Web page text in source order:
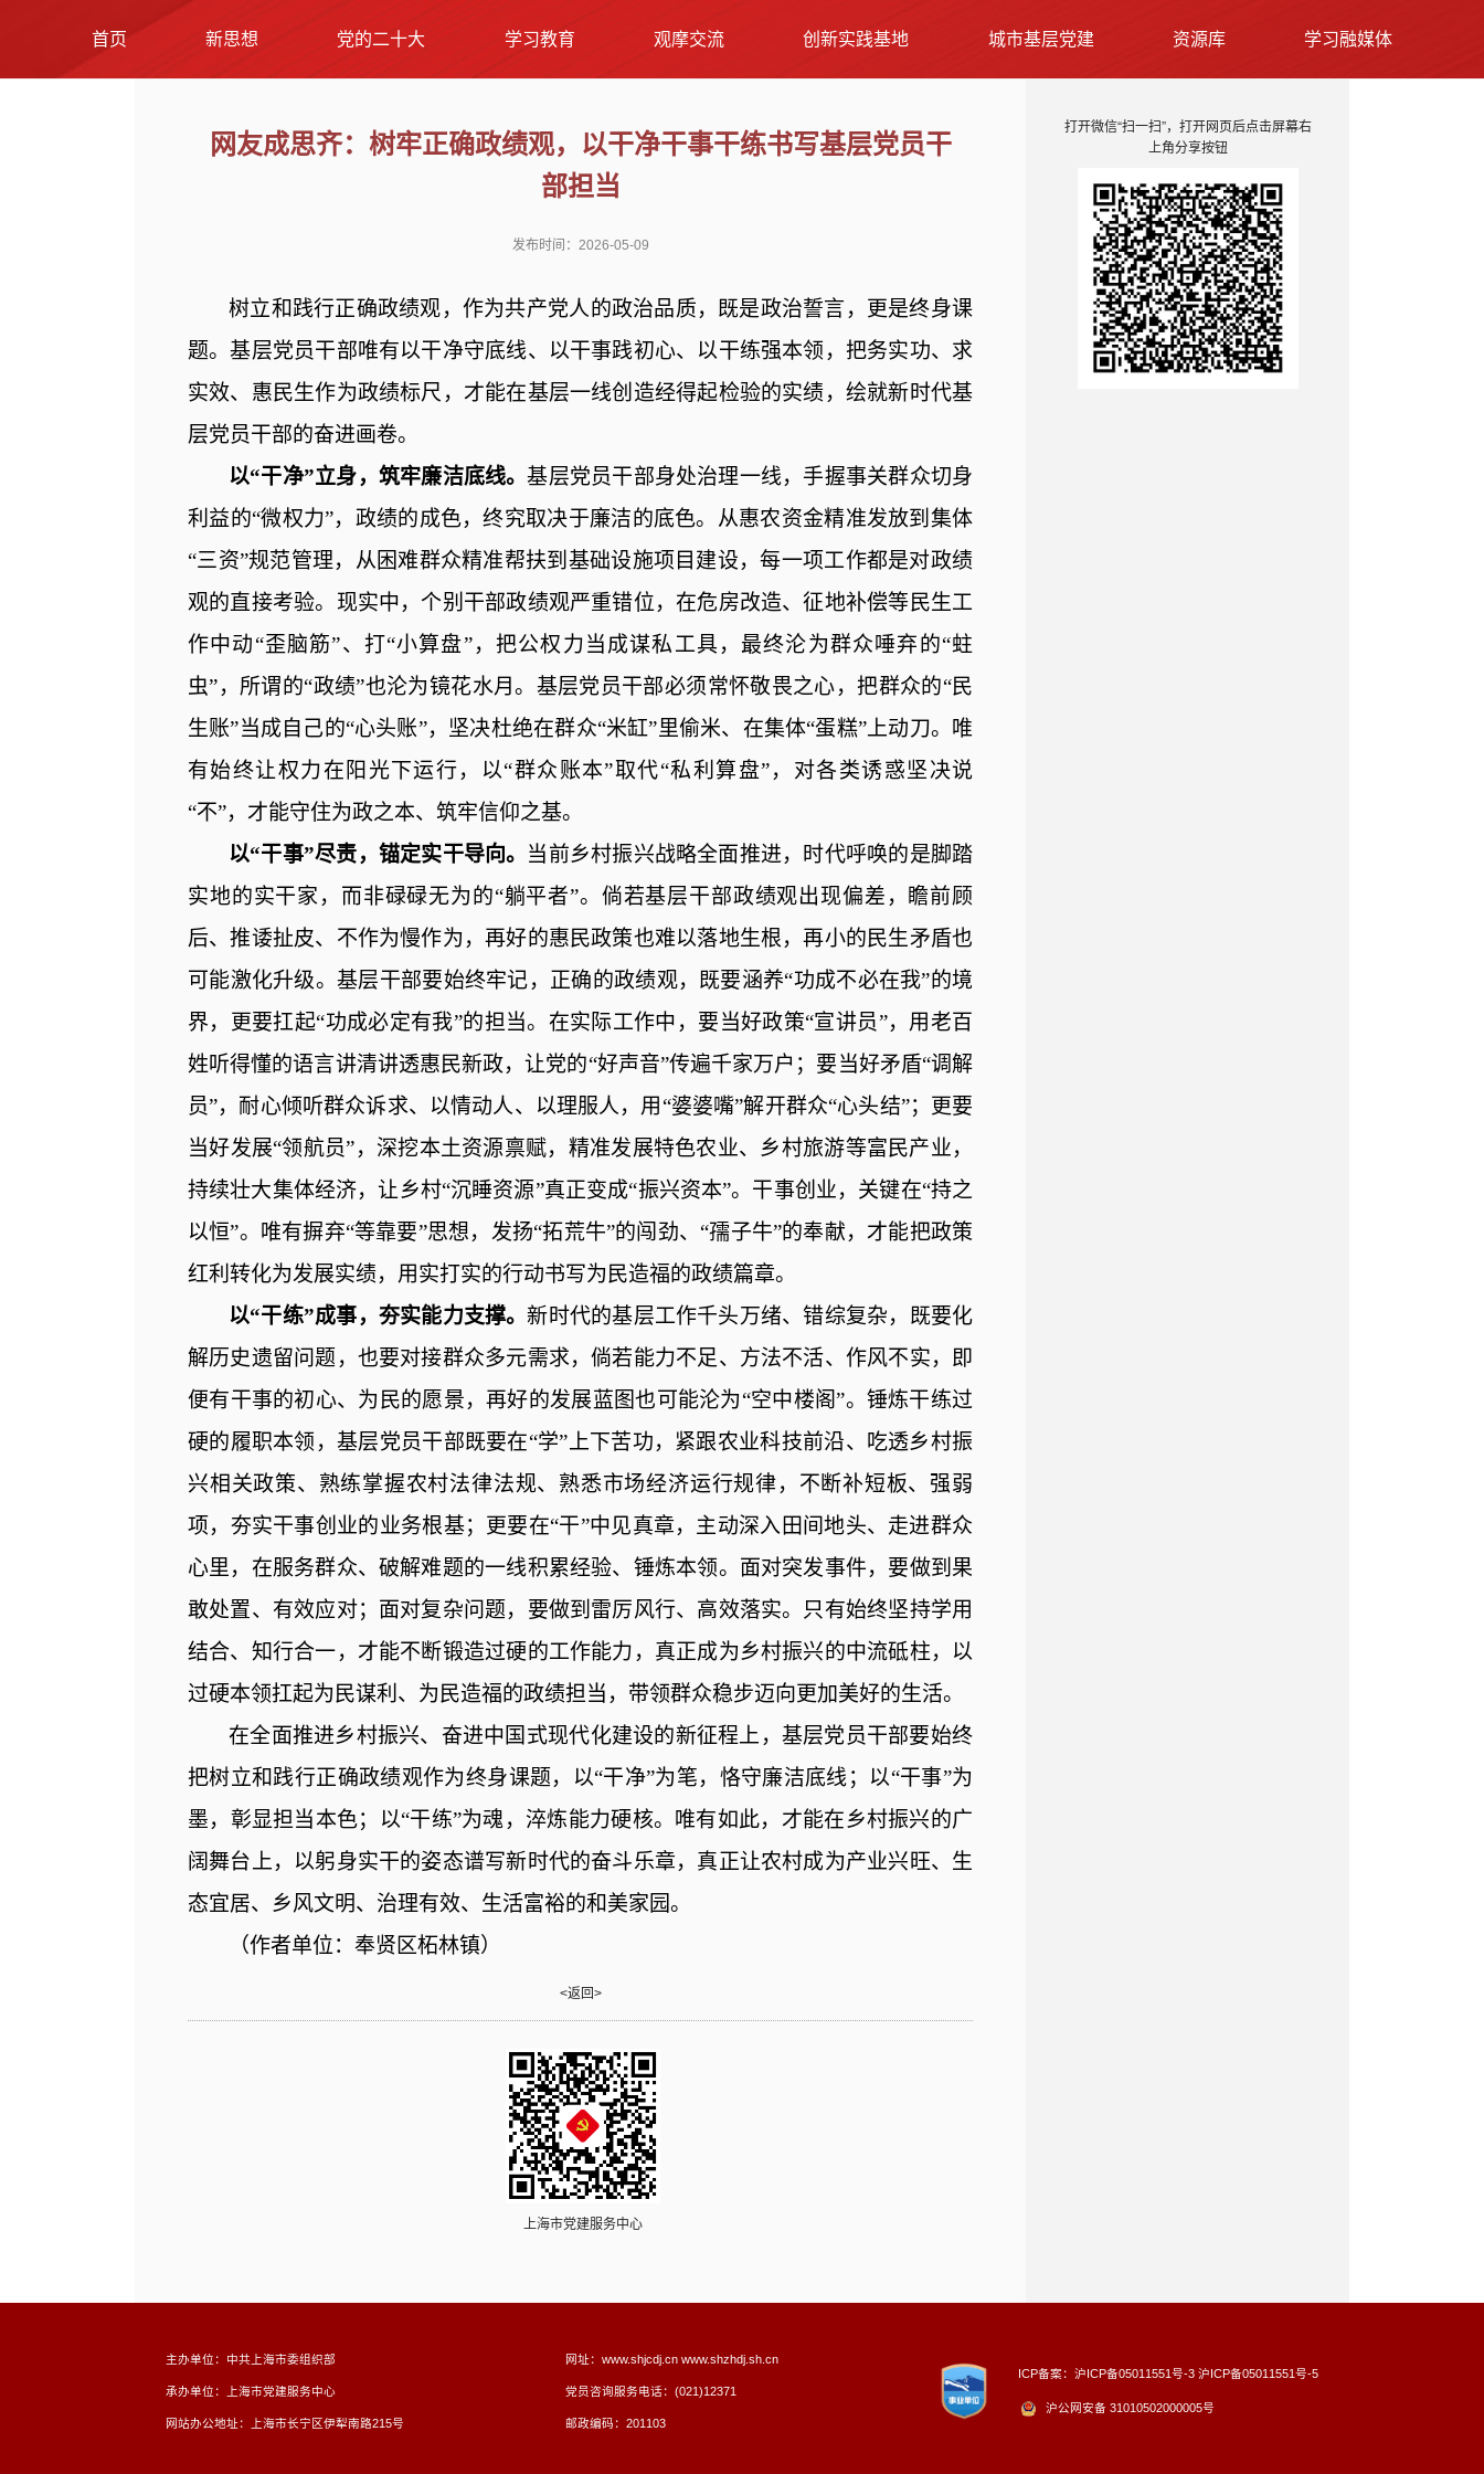
首页 新思想 党的二十大 学习教育 观摩交流 创新实践基地 城市基层党建 资源库 学习融媒体
网友成思齐：树牢正确政绩观，以干净干事干练书写基层党员干
部担当
发布时间：2026-05-09
树立和践行正确政绩观， 作为共产党人的政治品质，既是政治誓言，更是终身课
题。基层党员干部唯有以干净守底线、以干事践初心、以干练强本领，把务实功、求
实效、惠民生作为政绩标尺，才能在基层一线创造经得起检验的实绩，绘就新时代基
层党员干部的奋进画卷。
以“干净”立身，筑牢廉洁底线。基层党员干部身处治理一线，手握事关群众切身
利益的“微权力”，政绩的成色，终究取决于廉洁的底色。从惠农资金精准发放到集体
“三资”规范管理，从困难群众精准帮扶到基础设施项目建设，每一项工作都是对政绩
观的直接考验。现实中，个别干部政绩观严重错位，在危房改造、征地补偿等民生工
作中动“歪脑筋”、打“小算盘”，把公权力当成谋私工具，最终沦为群众唾弃的“蛀
虫”，所谓的“政绩”也沦为镜花水月。 基层党员干部必须常怀敬畏之心，把群众的“民
生账”当成自己的“心头账”，坚决杜绝在群众“米缸”里偷米、在集体“蛋糕”上动刀。唯
有始终让权力在阳光下运行，以“群众账本”取代“私利算盘”，对各类诱惑坚决说
“不”，才能守住为政之本、 筑牢信仰之基。
以“干事”尽责，锚定实干导向。 当前乡村振兴战略全面推进，时代呼唤的是脚踏
实地的实干家，而非碌碌无为的“躺平者”。倘若基层干部政绩观出现偏差，瞻前顾
后、推诿扯皮、不作为慢作为，再好的惠民政策也难以落地生根，再小的民生矛盾也
可能激化升级。基层干部要始终牢记，正确的政绩观，既要涵养“功成不必在我”的境
界，更要扛起“功成必定有我”的担当。在实际工作中，要当好政策“宣讲员”，用老百
姓听得懂的语言讲清讲透惠民新政，让党的“好声音”传遍千家万户；要当好矛盾“调解
员”，耐心倾听群众诉求、以情动人、以理服人，用“婆婆嘴”解开群众“心头结”；更要
当好发展“领航员”，深挖本土资源禀赋，精准发展特色农业、乡村旅游等富民产业，
持续壮大集体经济，让乡村“沉睡资源”真正变成“振兴资本”。干事创业， 关键在“持之
以恒”。唯有摒弃“等靠要”思想，发扬“拓荒牛”的闯劲、“孺子牛”的奉献，才能把政策
红利转化为发展实绩，用实打实的行动书写为民造福的政绩篇章。
以“干练”成事，夯实能力支撑。新时代的基层工作千头万绪、错综复杂，既要化
解历史遗留问题，也要对接群众多元需求，倘若能力不足、方法不活、作风不实，即
便有干事的初心、为民的愿景，再好的发展蓝图也可能沦为“空中楼阁”。锤炼干练过
硬的履职本领，基层党员干部既要在“学”上下苦功，紧跟农业科技前沿、吃透乡村振
兴相关政策、熟练掌握农村法律法规、熟悉市场经济运行规律，不断补短板、强弱
项，夯实干事创业的业务根基；更要在“干”中见真章，主动深入田间地头、走进群众
心里，在服务群众、破解难题的一线积累经验、锤炼本领。面对突发事件，要做到果
敢处置、有效应对；面对复杂问题，要做到雷厉风行、高效落实。只有始终坚持学用
结合、知行合一，才能不断锻造过硬的工作能力，真正成为乡村振兴的中流砥柱，以
过硬本领扛起为民谋利、为民造福的政绩担当，带领群众稳步迈向更加美好的生活。
在全面推进乡村振兴、奋进中国式现代化建设的新征程上，基层党员干部要始终
把树立和践行正确政绩观作为终身课题，以“干净”为笔，恪守廉洁底线；以“干事”为
墨，彰显担当本色；以“干练”为魂，淬炼能力硬核。唯有如此，才能在乡村振兴的广
阔舞台上，以躬身实干的姿态谱写新时代的奋斗乐章，真正让农村成为产业兴旺、生
态宜居、乡风文明、治理有效、生活富裕的和美家园。
（作者单位：奉贤区柘林镇）
<返回>
上海市党建服务中心
打开微信“扫一扫”，打开网页后点击屏幕右
上角分享按钮
主办单位：中共上海市委组织部
承办单位：上海市党建服务中心
网站办公地址：上海市长宁区伊犁南路215号
网址：www.shjcdj.cn www.shzhdj.sh.cn
党员咨询服务电话：(021)12371
邮政编码：201103
ICP备案：沪ICP备05011551号-3 沪ICP备05011551号-5
沪公网安备 31010502000005号